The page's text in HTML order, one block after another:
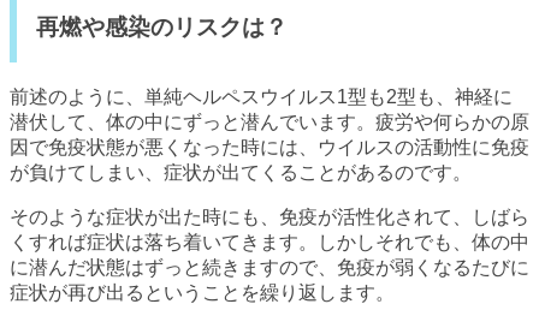
再燃や感染のリスクは？
前述のように、単純ヘルペスウイルス1型も2型も、神経に
潜伏して、体の中にずっと潜んでいます。疲労や何らかの原
因で免疫状態が悪くなった時には、ウイルスの活動性に免疫
が負けてしまい、症状が出てくることがあるのです。
そのような症状が出た時にも、免疫が活性化されて、しばら
くすれば症状は落ち着いてきます。しかしそれでも、体の中
に潜んだ状態はずっと続きますので、免疫が弱くなるたびに
症状が再び出るということを繰り返します。